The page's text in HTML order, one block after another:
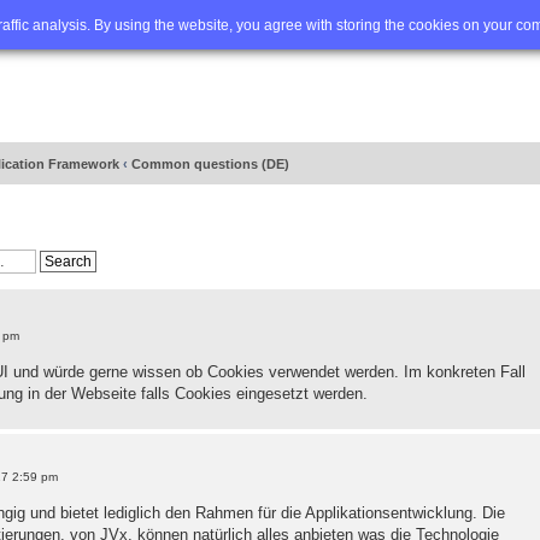
analysis. By using the website, you agree with storing the cookies on your
Advanced search
Framework ‹ Common questions (DE)
und würde gerne wissen ob Cookies verwendet werden. Im konkreten Fall
in der Webseite falls Cookies eingesetzt werden.
2:59 pm
und bietet lediglich den Rahmen für die Applikationsentwicklung. Die
von JVx, können natürlich alles anbieten was die Technologie